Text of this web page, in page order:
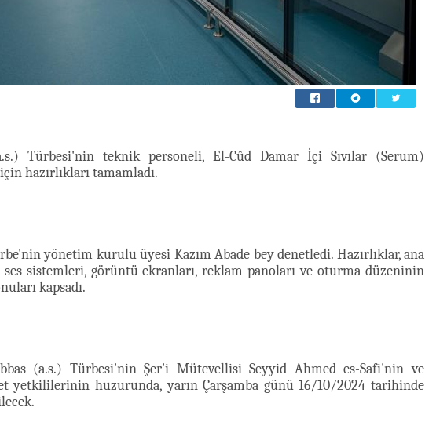
Türbesi'nin teknik personeli, El-Cûd Damar İçi Sıvılar (Serum)
hazırlıkları tamamladı.
yönetim kurulu üyesi Kazım Abade bey denetledi. Hazırlıklar, ana
ses sistemleri, görüntü ekranları, reklam panoları ve oturma düzeninin
kapsadı.
(a.s.) Türbesi'nin Şer'i Mütevellisi Seyyid Ahmed es-Safi'nin ve
yetkililerinin huzurunda, yarın Çarşamba günü 16/10/2024 tarihinde